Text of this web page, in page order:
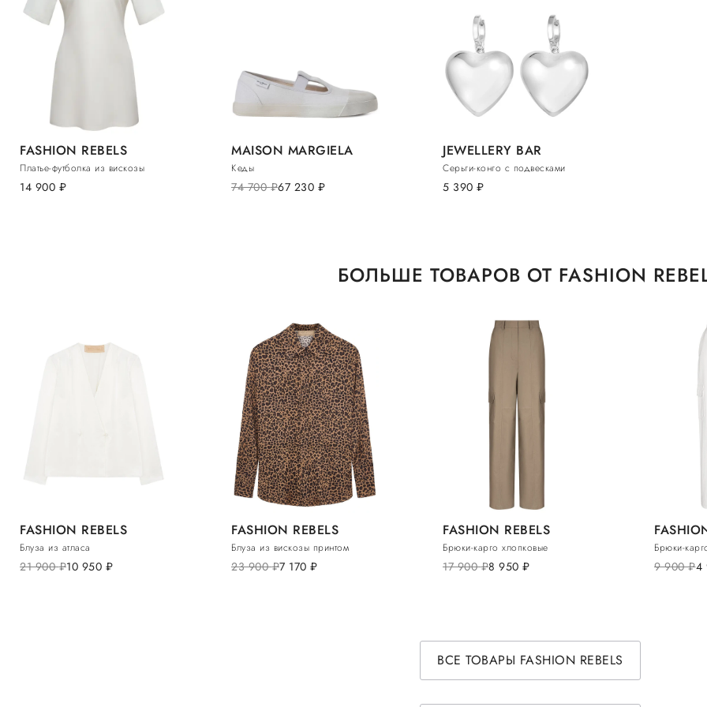
FASHION REBELS
Платье-футболка из вискозы
14 900 руб.
MAISON MARGIELA
Кеды
74 700руб.67 230 руб.
JEWELLERY BAR
Серьги-конго с подвесками
5 390 руб.
БОЛЬШЕ ТОВАРОВ ОТ FASHION
FASHION REBELS
Блуза из атласа
21 900руб.10 950 руб.
FASHION REBELS
Блуза из вискозы принтом
23 900руб.7 170 руб.
FASHION REBELS
Брюки-карго хлопковые
17 900руб.8 950 руб.
Брюки-
9 900руб.4
ВСЕ ТОВАРЫ FASHION REBELS